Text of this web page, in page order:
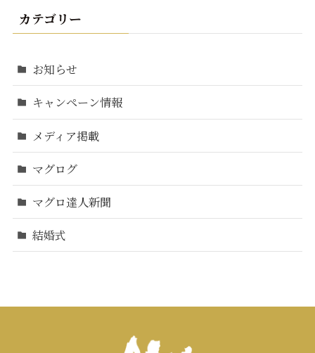
カテゴリー
お知らせ
キャンペーン情報
メディア掲載
マグログ
マグロ達人新聞
結婚式